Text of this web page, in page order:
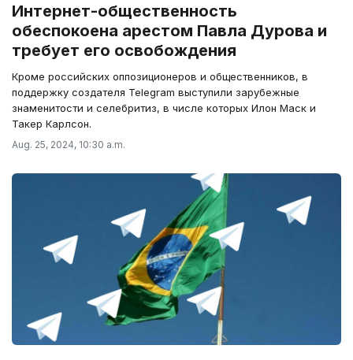
Интернет-общественность
обеспокоена арестом Павла Дурова и
требует его освобождения
Кроме российских оппозиционеров и общественников, в
поддержку создателя Telegram выступили зарубежные
знаменитости и селебритиз, в числе которых Илон Маск и
Такер Карлсон.
Aug. 25, 2024, 10:30 a.m.